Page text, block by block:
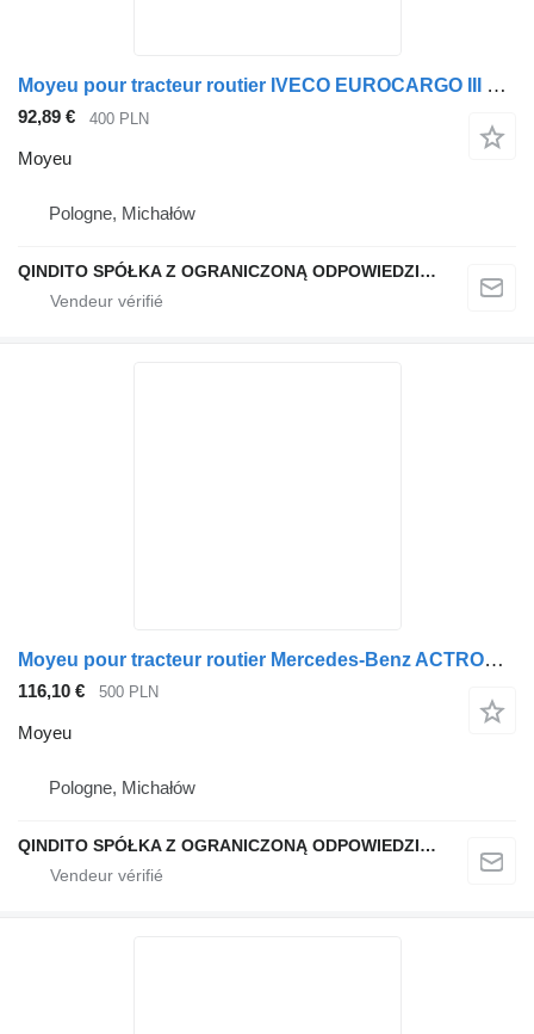
Moyeu pour tracteur routier IVECO EUROCARGO III 17,5
92,89 € 400 PLN
Moyeu
Pologne, Michałów
QINDITO SPÓŁKA Z OGRANICZONĄ ODPOWIEDZIALNOŚCIĄ
Moyeu pour tracteur routier Mercedes-Benz ACTROS MP3 22,5
116,10 € 500 PLN
Moyeu
Pologne, Michałów
QINDITO SPÓŁKA Z OGRANICZONĄ ODPOWIEDZIALNOŚCIĄ